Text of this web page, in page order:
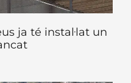
ja té instal·lat un